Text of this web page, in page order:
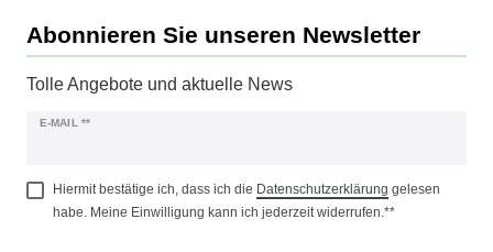
Abonnieren Sie unseren Newsletter
Tolle Angebote und aktuelle News
E-MAIL **
Newsletter
Hiermit bestätige ich, dass ich die Daten­schutz­erklärung gelesen
habe. Meine Einwilligung kann ich jederzeit widerrufen.**